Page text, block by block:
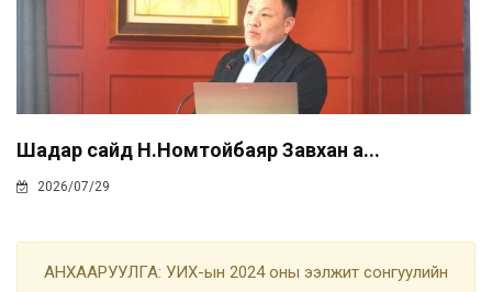
Шадар сайд Н.Номтойбаяр Завхан а...
2026/07/29
АНХААРУУЛГА: УИХ-ын 2024 оны ээлжит сонгуулийн